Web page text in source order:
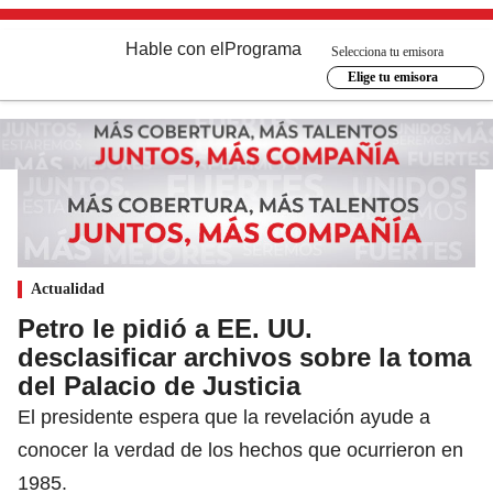
Hable con el Programa
Selecciona tu emisora
Elige tu emisora
Actualidad
Petro le pidió a EE. UU.
desclasificar archivos sobre la toma
del Palacio de Justicia
El presidente espera que la revelación ayude a
conocer la verdad de los hechos que ocurrieron en
1985.